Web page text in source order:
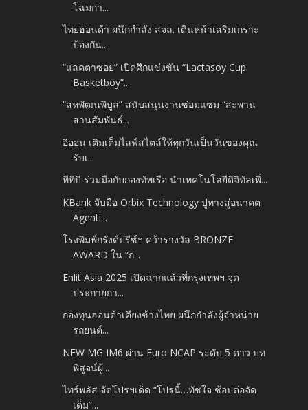
โฉมกา...
ไทยฮอนด้า ผนึกกำลัง สจล. เดินหน้าเสริมเกราะ
ป้องกัน...
“แลคตาซอย” เปิดศึกแข่งขัน “Lactasoy Cup
Basketboy”...
“สหพัฒนพิบูล” สนับสนุนงานซ่อมแซม “สะพาน
สานสัมพันธ์...
อิออน เติมเต็มไลฟ์สไตล์ให้ทุกวันเป็นวันของคุณ
รับเ...
ทีทีบี ร่วมมือกับกองทัพเรือ นำเทคโนโลยีดิจิทัลเพิ่...
KBank จับมือ Orbix Technology ปูทางสู่อนาคต
Agenti...
โรงพิมพ์กรังด์ปรีซ์ฯ คว้ารางวัล BRONZE
AWARD ใน “ก...
Enlit Asia 2025 เปิดฉากแล้วที่กรุงเทพฯ จุด
ประกายกา...
กองทุนฮอนด้าเคียงข้างไทย ผนึกกำลังผู้จำหน่าย
รถยนต์...
NEW MG IM6 ผ่าน Euro NCAP ระดับ 5 ดาว บท
พิสูจน์ผู้...
ไทร์พลัส จัดโปรฯเด็ด “โปรนี้…ทัชใจ ช้อปต่อจัด
เต็ม”...